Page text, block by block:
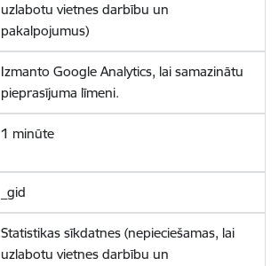
uzlabotu vietnes darbību un
pakalpojumus)
Izmanto Google Analytics, lai samazinātu
pieprasījuma līmeni.
1 minūte
_gid
Statistikas sīkdatnes (nepieciešamas, lai
uzlabotu vietnes darbību un